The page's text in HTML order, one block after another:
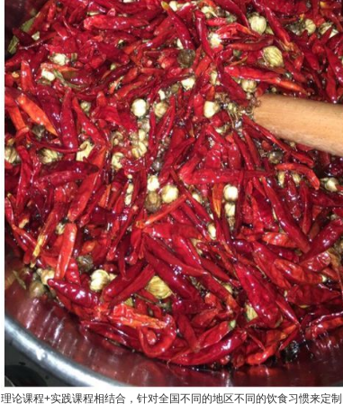
理论课程+实践课程相结合，针对全国不同的地区不同的饮食习惯来定